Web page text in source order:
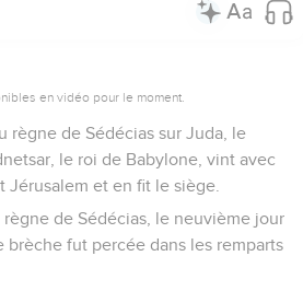
en vidéo pour le moment.
règne de Sédécias sur Juda, le
le roi de Babylone, vint avec
Jérusalem et en fit le siège.
de Sédécias, le neuvième jour
brèche fut percée dans les remparts